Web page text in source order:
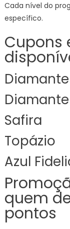
Cada nível do
específico.
Cupons
Diamante
Safira
Topázio
Azul
quem
pontos